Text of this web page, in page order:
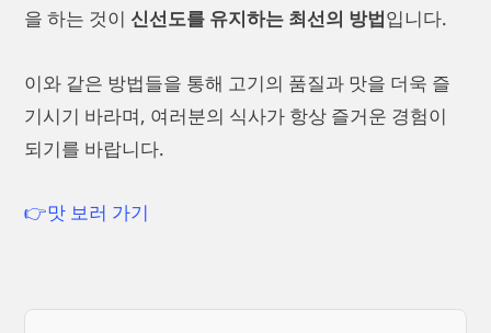
을 하는 것이 신선도를 유지하는 최선의 방법입니다.
이와 같은 방법들을 통해 고기의 품질과 맛을 더욱 즐
기시기 바라며, 여러분의 식사가 항상 즐거운 경험이
되기를 바랍니다.
👉맛 보러 가기